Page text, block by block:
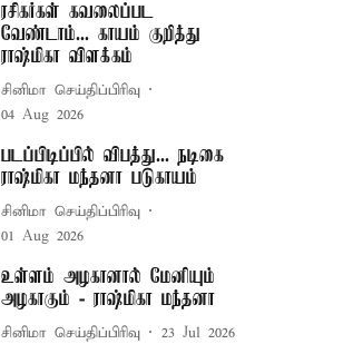
ரசிகர்கள் கவலைப்பட
வேண்டாம்... காயம் குறித்து
ராஷ்மிகா விளக்கம்
சினிமா செய்திப்பிரிவு
04 Aug 2026
படப்பிடிப்பில் விபத்து... நடிகை
ராஷ்மிகா மந்தனா படுகாயம்
சினிமா செய்திப்பிரிவு
01 Aug 2026
உள்ளம் அழகானால் மேனியும்
அழகாகும் - ராஷ்மிகா மந்தனா
சினிமா செய்திப்பிரிவு 23 Jul 2026